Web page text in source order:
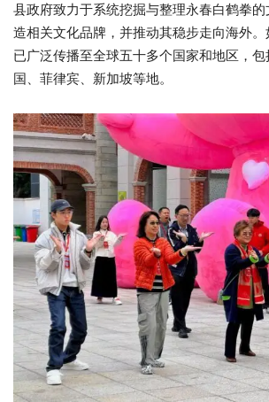
县政府致力于系统挖掘与整理永春白鹤拳
造相关文化品牌，并推动其稳步走向海外
已广泛传播至全球五十多个国家和地区，
国、菲律宾、新加坡等地。